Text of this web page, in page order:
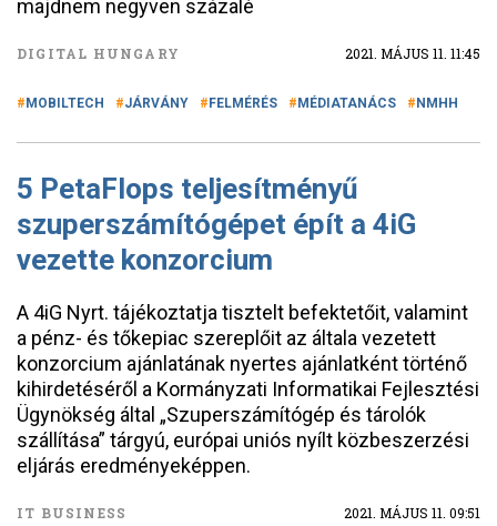
majdnem negyven százalé
DIGITAL HUNGARY 2021. MÁJUS 11. 11:45
MOBILTECH JÁRVÁNY FELMÉRÉS MÉDIATANÁCS NMHH
5 PetaFlops teljesítményű
szuperszámítógépet épít a 4iG
vezette konzorcium
A 4iG Nyrt. tájékoztatja tisztelt befektetőit, valamint
a pénz- és tőkepiac szereplőit az általa vezetett
konzorcium ajánlatának nyertes ajánlatként történő
kihirdetéséről a Kormányzati Informatikai Fejlesztési
Ügynökség által „Szuperszámítógép és tárolók
szállítása” tárgyú, európai uniós nyílt közbeszerzési
eljárás eredményeképpen.
IT BUSINESS 2021. MÁJUS 11. 09:51